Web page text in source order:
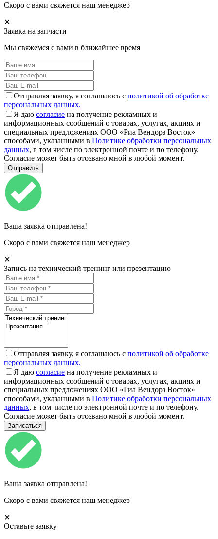
Скоро с вами свяжется наш менеджер
✕
Заявка на запчасти
Мы свяжемся с вами в ближайшее время
Отправляя заявку, я соглашаюсь с политикой об обработке
персональных данных.
Я даю согласие на получение рекламных и
информационных сообщений о товарах, услугах, акциях и
специальных предложениях ООО «Риа Вендорз Восток»
способами, указанными в Политике обработки персональных
данных, в том числе по электронной почте и по телефону.
Согласие может быть отозвано мной в любой момент.
Ваша заявка отправлена!
Скоро с вами свяжется наш менеджер
✕
Запись на технический тренинг или презентацию
Отправляя заявку, я соглашаюсь с политикой об обработке
персональных данных.
Я даю согласие на получение рекламных и
информационных сообщений о товарах, услугах, акциях и
специальных предложениях ООО «Риа Вендорз Восток»
способами, указанными в Политике обработки персональных
данных, в том числе по электронной почте и по телефону.
Согласие может быть отозвано мной в любой момент.
Ваша заявка отправлена!
Скоро с вами свяжется наш менеджер
✕
Оставьте заявку